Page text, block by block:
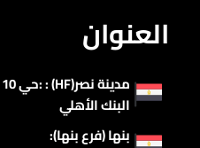
العنوان
البنك الأهلي
بنها (فرع بنها):